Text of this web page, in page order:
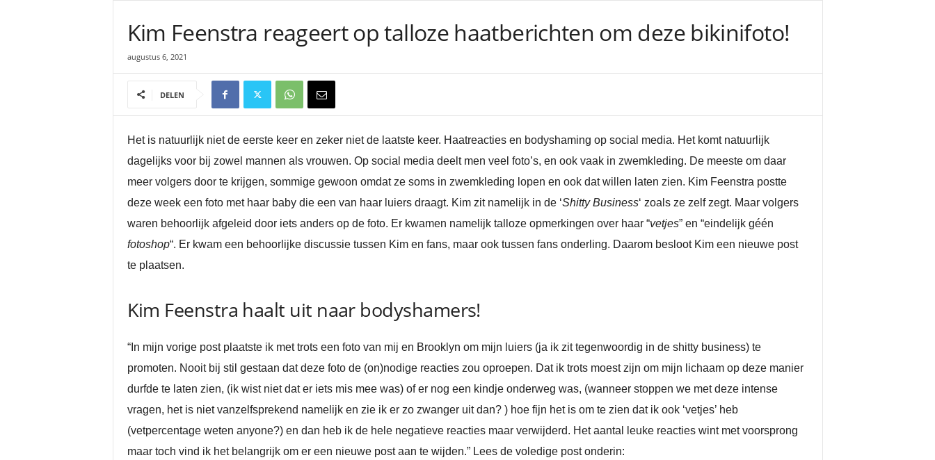
Kim Feenstra reageert op talloze haatberichten om deze bikinifoto!
augustus 6, 2021
DELEN
Het is natuurlijk niet de eerste keer en zeker niet de laatste keer. Haatreacties en bodyshaming op social media. Het komt natuurlijk
dagelijks voor bij zowel mannen als vrouwen. Op social media deelt men veel foto’s, en ook vaak in zwemkleding. De meeste om daar
meer volgers door te krijgen, sommige gewoon omdat ze soms in zwemkleding lopen en ook dat willen laten zien. Kim Feenstra postte
deze week een foto met haar baby die een van haar luiers draagt. Kim zit namelijk in de ‘Shitty Business‘ zoals ze zelf zegt. Maar volgers
waren behoorlijk afgeleid door iets anders op de foto. Er kwamen namelijk talloze opmerkingen over haar “vetjes” en “eindelijk géén
fotoshop“. Er kwam een behoorlijke discussie tussen Kim en fans, maar ook tussen fans onderling. Daarom besloot Kim een nieuwe post
te plaatsen.
Kim Feenstra haalt uit naar bodyshamers!
“In mijn vorige post plaatste ik met trots een foto van mij en Brooklyn om mijn luiers (ja ik zit tegenwoordig in de shitty business) te
promoten. Nooit bij stil gestaan dat deze foto de (on)nodige reacties zou oproepen. Dat ik trots moest zijn om mijn lichaam op deze manier
durfde te laten zien, (ik wist niet dat er iets mis mee was) of er nog een kindje onderweg was, (wanneer stoppen we met deze intense
vragen, het is niet vanzelfsprekend namelijk en zie ik er zo zwanger uit dan? ) hoe fijn het is om te zien dat ik ook ‘vetjes’ heb
(vetpercentage weten anyone?) en dan heb ik de hele negatieve reacties maar verwijderd. Het aantal leuke reacties wint met voorsprong
maar toch vind ik het belangrijk om er een nieuwe post aan te wijden.” Lees de voledige post onderin: